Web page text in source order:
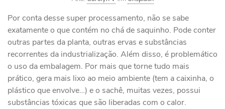
Por conta desse super processamento, não se sabe
exatamente o que contém no chá de saquinho. Pode conter
outras partes da planta, outras ervas e substâncias
recorrentes da industrialização. Além disso, é problemático
o uso da embalagem. Por mais que torne tudo mais
prático, gera mais lixo ao meio ambiente (tem a caixinha, o
plástico que envolve…) e o sachê, muitas vezes, possui
substâncias tóxicas que são liberadas com o calor.